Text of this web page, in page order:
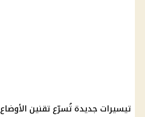
تيسيرات جديدة تُسرّع تقنين الأوضاع